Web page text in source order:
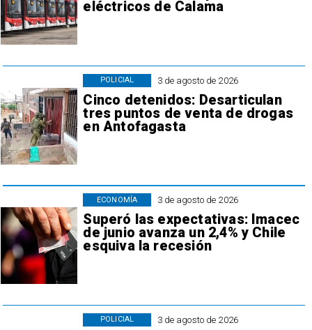
eléctricos de Calama
3 de agosto de 2026
Cinco detenidos: Desarticulan
tres puntos de venta de drogas
en Antofagasta
POLICIAL
3 de agosto de 2026
Superó las expectativas: Imacec
de junio avanza un 2,4% y Chile
esquiva la recesión
ECONOMÍA
3 de agosto de 2026
POLICIAL